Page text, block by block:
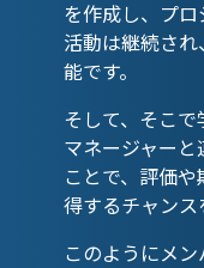
を作成し、プ
活動は継続さ
能です。
そして、そこ
マネージャーと
ことで、評価
得するチャンス
このようにメ